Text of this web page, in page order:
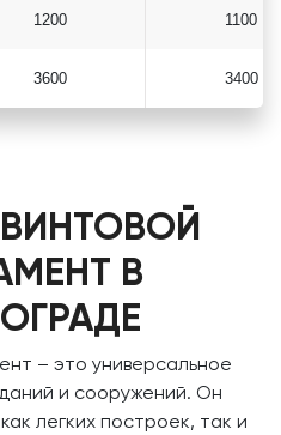
1200
3600
1100
3400
В
– это универсальное
и сооружений. Он
легких построек, так и